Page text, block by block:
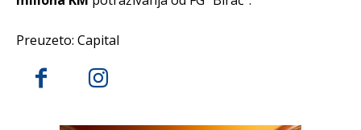
Preuzeto: Capital